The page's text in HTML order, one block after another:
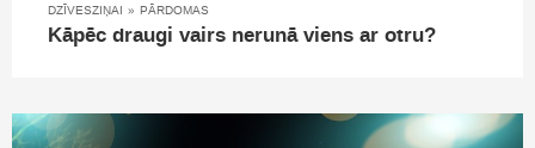
DZĪVESZIŅAI » PĀRDOMAS
Kāpēc draugi vairs nerunā viens ar otru?